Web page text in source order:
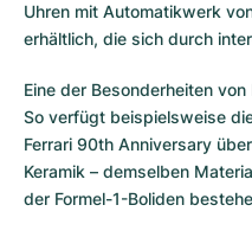
Damenuhren
Damenuhren
Uhren mit Automatikwerk
erhältlich, die sich durch
Eine der Besonderheiten
So verfügt beispielsweise
Ferrari 90th Anniversary
Keramik – demselben
der Formel-1-Boliden